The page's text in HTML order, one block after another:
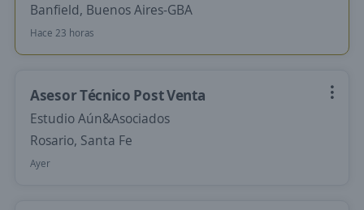
Banfield, Buenos Aires-GBA
Hace 23 horas
Asesor Técnico Post Venta
Estudio Aún&Asociados
Rosario, Santa Fe
Ayer